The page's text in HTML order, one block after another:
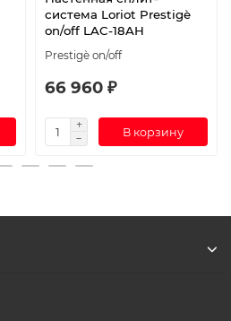
система Loriot Prestigè
on/off LAC-18AH
Prestigè on/off
66 960 ₽
В корзину